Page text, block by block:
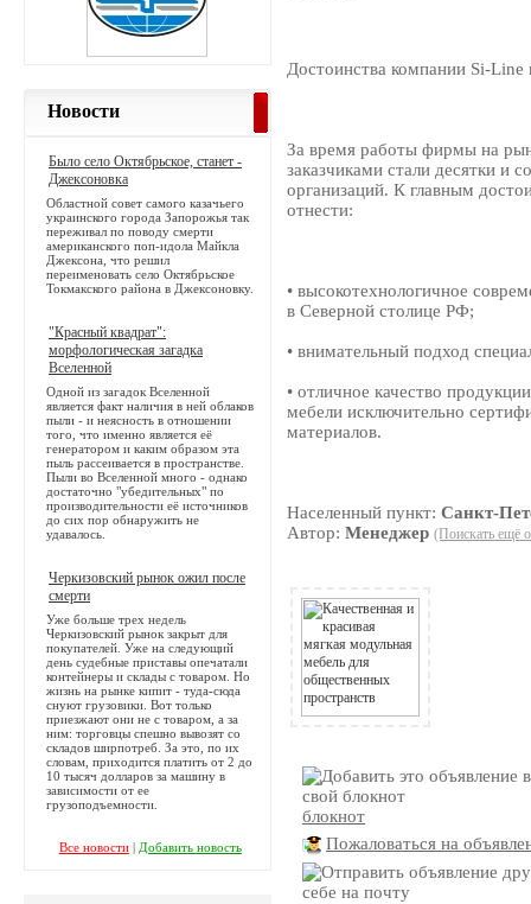
Достоинства компании Si-Line
За время работы фирмы на
заказчиками стали десятки и
организаций. К главным
отнести:
• высокотехнологичное
в Северной столице РФ;
• внимательный подход
• отличное качество
мебели исключительно
материалов.
Населенный пункт:Санкт-
Автор:Менеджер (Поискать ещё
блокнот
Пожаловаться на
Новости
Было село Октябрьское, станет -
Джексоновка
Областной совет самого казачьего
украинского города Запорожья так
переживал по поводу смерти
американского поп-идола Майкла
Джексона, что решил
переименовать село Октябрьское
Токмакского района в Джексоновку.
"Красный квадрат":
морфологическая загадка
Вселенной
Одной из загадок Вселенной
является факт наличия в ней облаков
пыли - и неясность в отношении
того, что именно является её
генератором и каким образом эта
пыль рассеивается в пространстве.
Пыли во Вселенной много - однако
достаточно "убедительных" по
производительности её источников
до сих пор обнаружить не
удавалось.
Черкизовский рынок ожил после
смерти
Уже больше трех недель
Черкизовский рынок закрыт для
покупателей. Уже на следующий
день судебные приставы опечатали
контейнеры и склады с товаром. Но
жизнь на рынке кипит - туда-сюда
снуют грузовики. Вот только
приезжают они не с товаром, а за
ним: торговцы спешно вывозят со
складов ширпотреб. За это, по их
словам, приходится платить от 2 до
10 тысяч долларов за машину в
зависимости от ее
грузоподъемности.
Все новости| Добавить новость